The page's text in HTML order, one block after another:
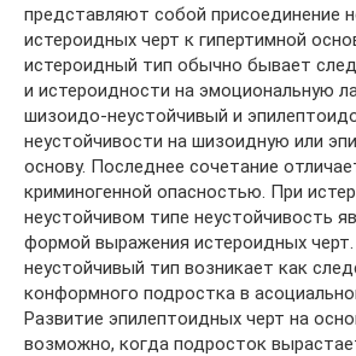
представляют собой присоединение
истероидных черт к гипертимной
истероидный тип обычно бывает
и истероидности на эмоциональную
шизоидо-неустойчивый и
неустойчивости на шизоидную или
основу. Последнее сочетание
криминогенной опасностью. При
неустойчивом типе неустойчивость
формой выражения истероидных
неустойчивый тип возникает как
конформного подростка в
Развитие эпилептоидных черт на
возможно, когда подросток